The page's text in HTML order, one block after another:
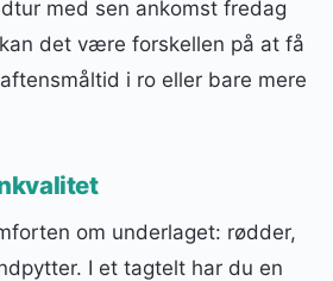
med sen ankomst fredag
det være forskellen på at få
i ro eller bare mere
om underlaget: rødder,
I et tagtelt har du en